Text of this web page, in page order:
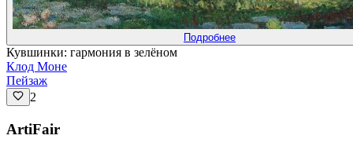
Подробнее
Кувшинки: гармония в зелёном
Клод Моне
Пейзаж
2
ArtiFair